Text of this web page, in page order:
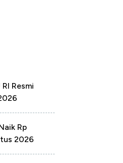
Resmi
Rp
2026